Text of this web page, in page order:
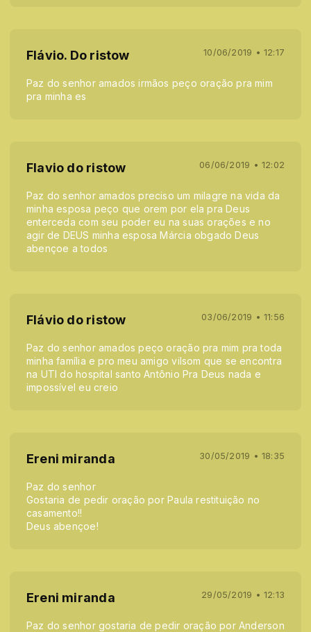
Flávio. Do ristow 10/06/2019 • 12:17
Paz do senhor amados irmãos peço oração pra mim
pra minha es
Flavio do ristow 06/06/2019 • 12:02
Paz do senhor amados preciso um milagre na vida da
minha esposa peço que orem por ela pra Deus
enterceda com seu poder eu na suas orações e no
agir de DEUS minha esposa Márcia obgado Deus
abençoe a todos
Flávio do ristow 03/06/2019 • 11:56
Paz do senhor amados peço oração pra mim pra toda
minha família e pro meu amigo vilsom que se encontra
na UTI do hospital santo Antônio Pra Deus nada e
impossível eu creio
Ereni miranda 30/05/2019 • 18:35
Paz do senhor
Gostaria de pedir oração por Paula restituição no
casamento!!
Deus abençoe!
Ereni miranda 29/05/2019 • 12:13
Paz do senhor gostaria de pedir oração por Anderson